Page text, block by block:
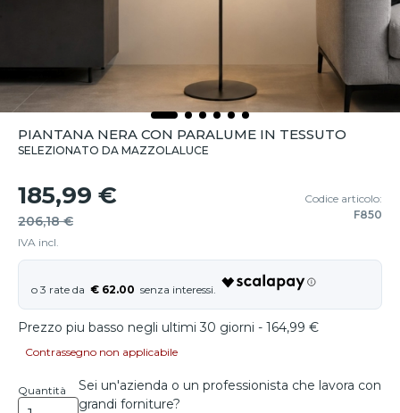
PIANTANA NERA CON PARALUME IN TESSUTO
SELEZIONATO DA MAZZOLALUCE
185,99 €
206,18 €
IVA incl.
Codice articolo:
F850
€ 62.00
Prezzo piu basso negli ultimi 30 giorni - 164,99 €
Contrassegno non applicabile
Quantità
Sei un'azienda o un professionista che lavora con
grandi forniture?